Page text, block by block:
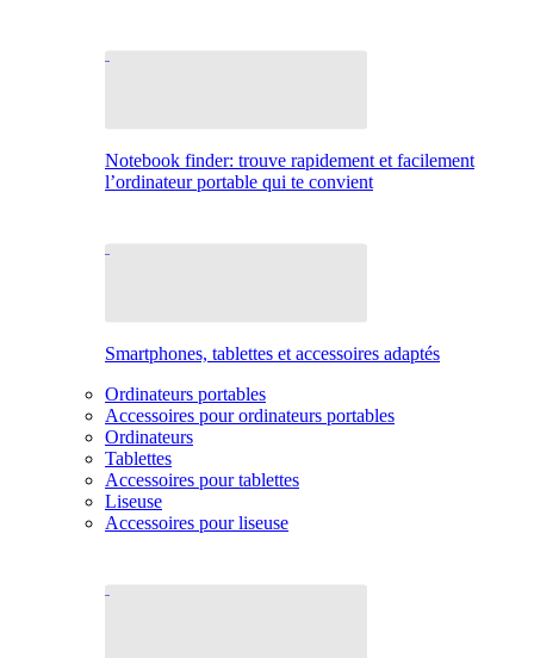
Notebook finder: trouve rapidement et facilement
l’ordinateur portable qui te convient
Smartphones, tablettes et accessoires adaptés
Ordinateurs portables
Accessoires pour ordinateurs portables
Ordinateurs
Tablettes
Accessoires pour tablettes
Liseuse
Accessoires pour liseuse